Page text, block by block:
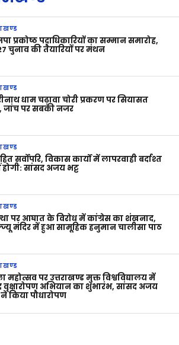
प्रकोष्ठ पदाधिकारियों का सम्मान समारोह,
चुनाव की तैयारियों पर मंथन
धाम चढ़ावा चोरी प्रकरण पर सियासत
जांच पर सबकी नजर
सर्वोपरि, विकास कार्यों में लापरवाही बर्दाश्त
होगी: सांसद अजय भट्ट
पर आघात के विरोध में कांग्रेस का शंखनाद,
मंदिर में हुआ सामूहिक हनुमान चालीसा पाठ
महोत्सव पर उत्तराखण्ड मुक्त विश्वविद्यालय में
वृक्षारोपण अभियान का शुभारंभ, सांसद अजय
ने किया पौधारोपण